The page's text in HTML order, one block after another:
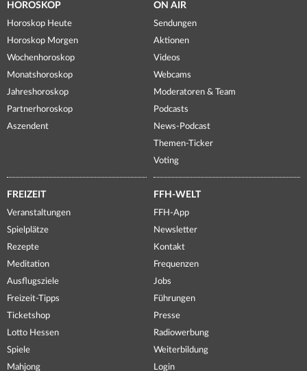
HOROSKOP
Horoskop Heute
Horoskop Morgen
Wochenhoroskop
Monatshoroskop
Jahreshoroskop
Partnerhoroskop
Aszendent
ON AIR
Sendungen
Aktionen
Videos
Webcams
Moderatoren & Team
Podcasts
News-Podcast
Themen-Ticker
Voting
FREIZEIT
Veranstaltungen
Spielplätze
Rezepte
Meditation
Ausflugsziele
Freizeit-Tipps
Ticketshop
Lotto Hessen
Spiele
Mahjong
FFH-WELT
FFH-App
Newsletter
Kontakt
Frequenzen
Jobs
Führungen
Presse
Radiowerbung
Weiterbildung
Login